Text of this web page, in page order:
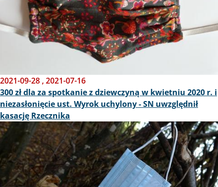
2021-09-28 ,2021-07-16
300 zł dla za spotkanie z dziewczyną w kwietniu 2020 r. i
niezasłonięcie ust. Wyrok uchylony - SN uwzględnił
kasację Rzecznika
Obraz